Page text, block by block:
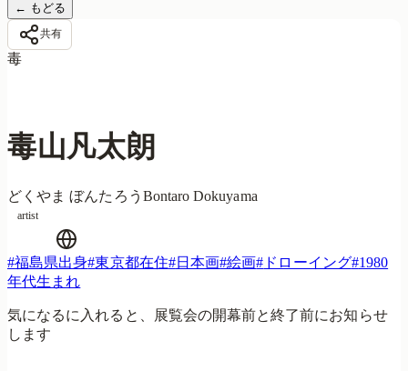
← もどる
共有
毒
毒山凡太朗
どくやま ぼんたろう Bontaro Dokuyama
artist
#福島県出身#東京都在住#日本画#絵画# ドローイング#1980
年代生まれ
気になるに入れると、展覧会の開幕前と終了前にお知らせ
します